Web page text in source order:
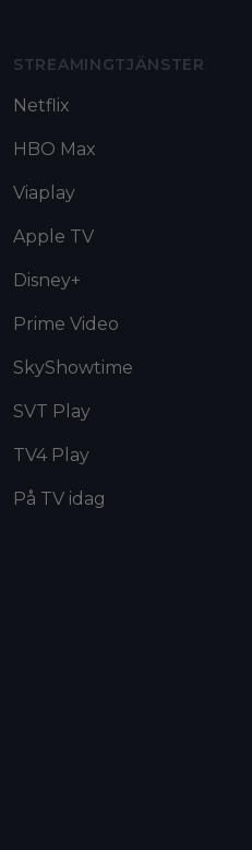
STREAMINGTJÄNSTER
Netflix
HBO Max
Viaplay
Apple TV
Disney+
Prime Video
SkyShowtime
SVT Play
TV4 Play
På TV idag